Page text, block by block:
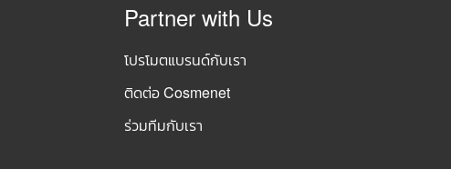
Partner with Us
โปรโมตแบรนด์กับเรา
ติดต่อ Cosmenet
ร่วมทีมกับเรา